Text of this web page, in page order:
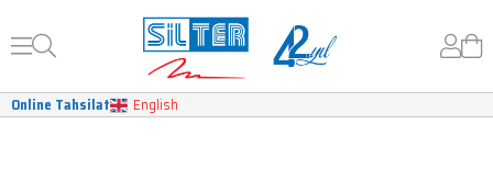
Online Tahsilat English